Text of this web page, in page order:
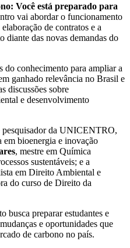
Você está preparado para
vai abordar o funcionamento
de contratos e a
diante das novas demandas do
do conhecimento para ampliar a
ganhado relevância no Brasil e
discussões sobre
e desenvolvimento
pesquisador da UNICENTRO,
em bioenergia e inovação
, mestre em Química
sustentáveis; e a
em Direito Ambiental e
do curso de Direito da
busca preparar estudantes e
e oportunidades que
de carbono no país.